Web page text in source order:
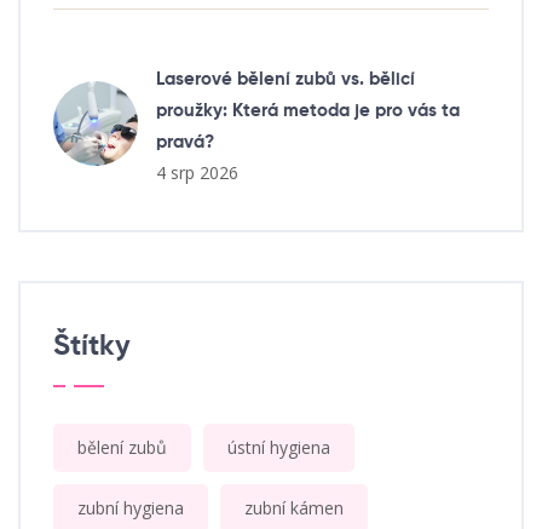
Laserové bělení zubů vs. bělicí
proužky: Která metoda je pro vás ta
pravá?
4 srp 2026
Štítky
bělení zubů ústní hygiena
zubní hygiena zubní kámen